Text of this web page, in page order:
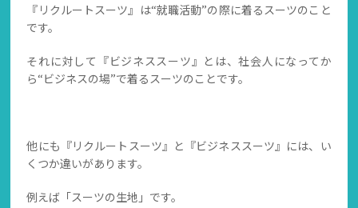
『リクルートスーツ』は“就職活動”の際に着るスーツのこと
です。
それに対して『ビジネススーツ』とは、社会人になってか
ら“ビジネスの場”で着るスーツのことです。
他にも『リクルートスーツ』と『ビジネススーツ』には、い
くつか違いがあります。
例えば「スーツの生地」です。